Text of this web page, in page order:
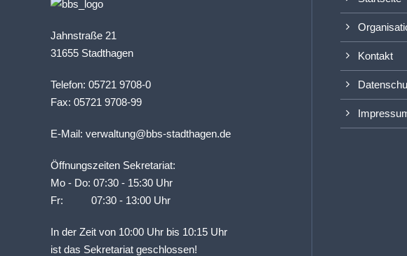
Jahnstraße 21
31655 Stadthagen
Telefon: 05721 9708-0
Fax: 05721 9708-99
E-Mail: verwaltung@bbs-stadthagen.de
Öffnungszeiten Sekretariat:
Mo - Do: 07:30 - 15:30 Uhr
Fr: 07:30 - 13:00 Uhr
In der Zeit von 10:00 Uhr bis 10:15 Uhr
ist das Sekretariat geschlossen!
Kontakt